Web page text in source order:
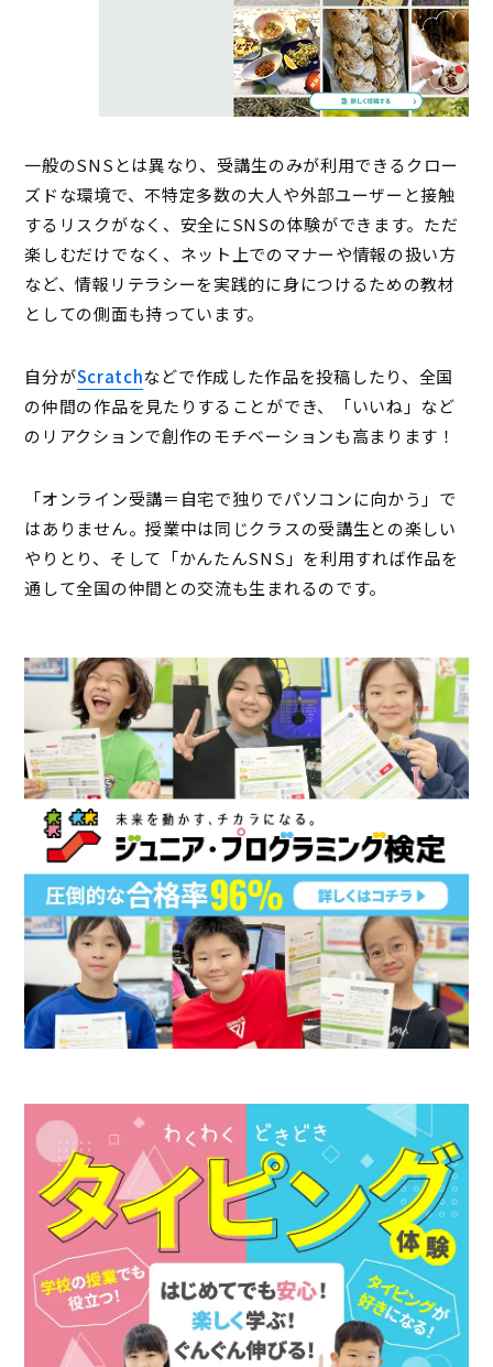
一般のSNSとは異なり、受講生のみが利用できるクロー
ズドな環境で、不特定多数の大人や外部ユーザーと接触
するリスクがなく、安全にSNSの体験ができます。ただ
楽しむだけでなく、ネット上でのマナーや情報の扱い方
など、情報リテラシーを実践的に身につけるための教材
としての側面も持っています。
自分がScratchなどで作成した作品を投稿したり、全国
の仲間の作品を見たりすることができ、「いいね」など
のリアクションで創作のモチベーションも高まります！
「オンライン受講＝自宅で独りでパソコンに向かう」で
はありません。授業中は同じクラスの受講生との楽しい
やりとり、そして「かんたんSNS」を利用すれば作品を
通して全国の仲間との交流も生まれるのです。